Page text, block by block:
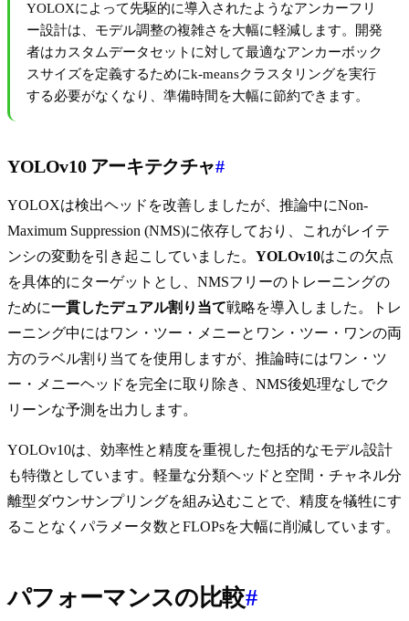
YOLOXによって先駆的に導入されたようなアンカーフリ
ー設計は、モデル調整の複雑さを大幅に軽減します。開発
者はカスタムデータセットに対して最適なアンカーボック
スサイズを定義するためにk-meansクラスタリングを実行
する必要がなくなり、準備時間を大幅に節約できます。
YOLOv10 アーキテクチャ#
YOLOXは検出ヘッドを改善しましたが、推論中にNon-
Maximum Suppression (NMS)に依存しており、これがレイテ
ンシの変動を引き起こしていました。 YOLOv10はこの欠点
を具体的にターゲットとし、NMSフリーのトレーニングの
ために一貫したデュアル割り当て戦略を導入しました。トレ
ーニング中にはワン・ツー・メニーとワン・ツー・ワンの両
方のラベル割り当てを使用しますが、推論時にはワン・ツ
ー・メニーヘッドを完全に取り除き、NMS後処理なしでク
リーンな予測を出力します。
YOLOv10は、効率性と精度を重視した包括的なモデル設計
も特徴としています。軽量な分類ヘッドと空間・チャネル分
離型ダウンサンプリングを組み込むことで、精度を犠牲にす
ることなくパラメータ数とFLOPsを大幅に削減しています。
パフォーマンスの比較#